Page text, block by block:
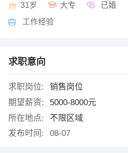
31岁 大专 已婚
工作经验
求职意向
求职岗位:
销售岗位
期望薪资:
5000-8000元
所在地点:
不限区域
发布时间:
08-07